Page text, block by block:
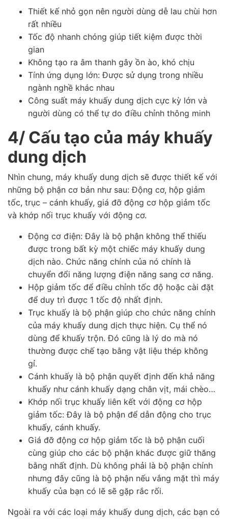
Thiết kế nhỏ gọn nên người dùng dễ lau chùi hơn
rất nhiều
Tốc độ nhanh chóng giúp tiết kiệm được thời
gian
Không tạo ra âm thanh gây ồn ào, khó chịu
Tính ứng dụng lớn: Được sử dụng trong nhiều
ngành nghề khác nhau
Công suất máy khuấy dung dịch cực kỳ lớn và
người dùng có thể tự do điều chỉnh thông minh
4/ Cấu tạo của máy khuấy
dung dịch
Nhìn chung, máy khuấy dung dịch sẽ được thiết kế với
những bộ phận cơ bản như sau: Động cơ, hộp giảm
tốc, trục – cánh khuấy, giá đỡ động cơ hộp giảm tốc
và khớp nối trục khuấy với động cơ.
Động cơ điện: Đây là bộ phận không thể thiếu
được trong bất kỳ một chiếc máy khuấy dung
dịch nào. Chức năng chính của nó chính là
chuyển đổi năng lượng điện năng sang cơ năng.
Hộp giảm tốc để điều chỉnh tốc độ hoặc cài đặt
để duy trì được 1 tốc độ nhất định.
Trục khuấy là bộ phận giúp cho chức năng chính
của máy khuấy dung dịch thực hiện. Cụ thể nó
dùng để khuấy trộn. Đó cũng là lý do mà nó
thường được chế tạo bằng vật liệu thép không
gỉ.
Cánh khuấy là bộ phận quyết định đến khả năng
khuấy như cánh khuấy dạng chân vịt, mái chèo…
Khớp nối trục khuấy liên kết với động cơ hộp
giảm tốc: Đây là bộ phận để dẫn động cho trục
khuấy, cánh khuấy.
Giá đỡ động cơ hộp giảm tốc là bộ phận cuối
cùng giúp cho các bộ phận khác được giữ thăng
bằng nhất định. Dù không phải là bộ phận chính
nhưng đây cũng là bộ phận nếu vắng mặt thì máy
khuấy của bạn có lẽ sẽ gặp rắc rối.
Ngoài ra với các loại máy khuấy dung dịch, các bạn có